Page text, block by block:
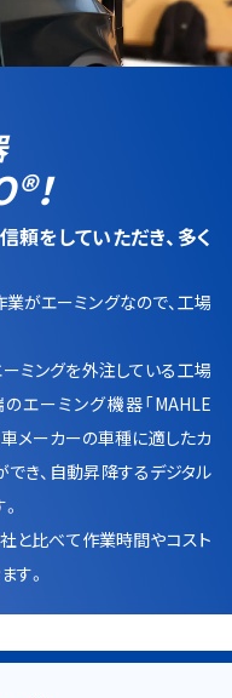
！
をしていただき、多く
がエーミングなので、工場
ミングを外注している工場
エーミング機器「MAHLE
メーカーの車種に適したカ
でき、自動昇降するデジタル
と比べて作業時間やコスト
す。